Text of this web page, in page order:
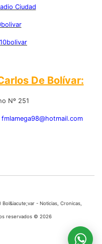
Ciudad
De Bolívar:
Nº 251
fmlamega98@hotmail.com
Bol&iacute;var - Noticias, Cronicas,
reservados © 2026